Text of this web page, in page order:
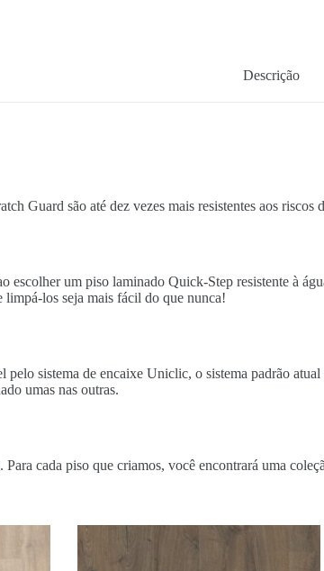
Descrição
Guard são até dez vezes mais resistentes aos riscos
escolher um piso laminado Quick-Step resistente à
limpá-los seja mais fácil do que nunca!
pelo sistema de encaixe Uniclic, o sistema padrão
umas nas outras.
cada piso que criamos, você encontrará uma